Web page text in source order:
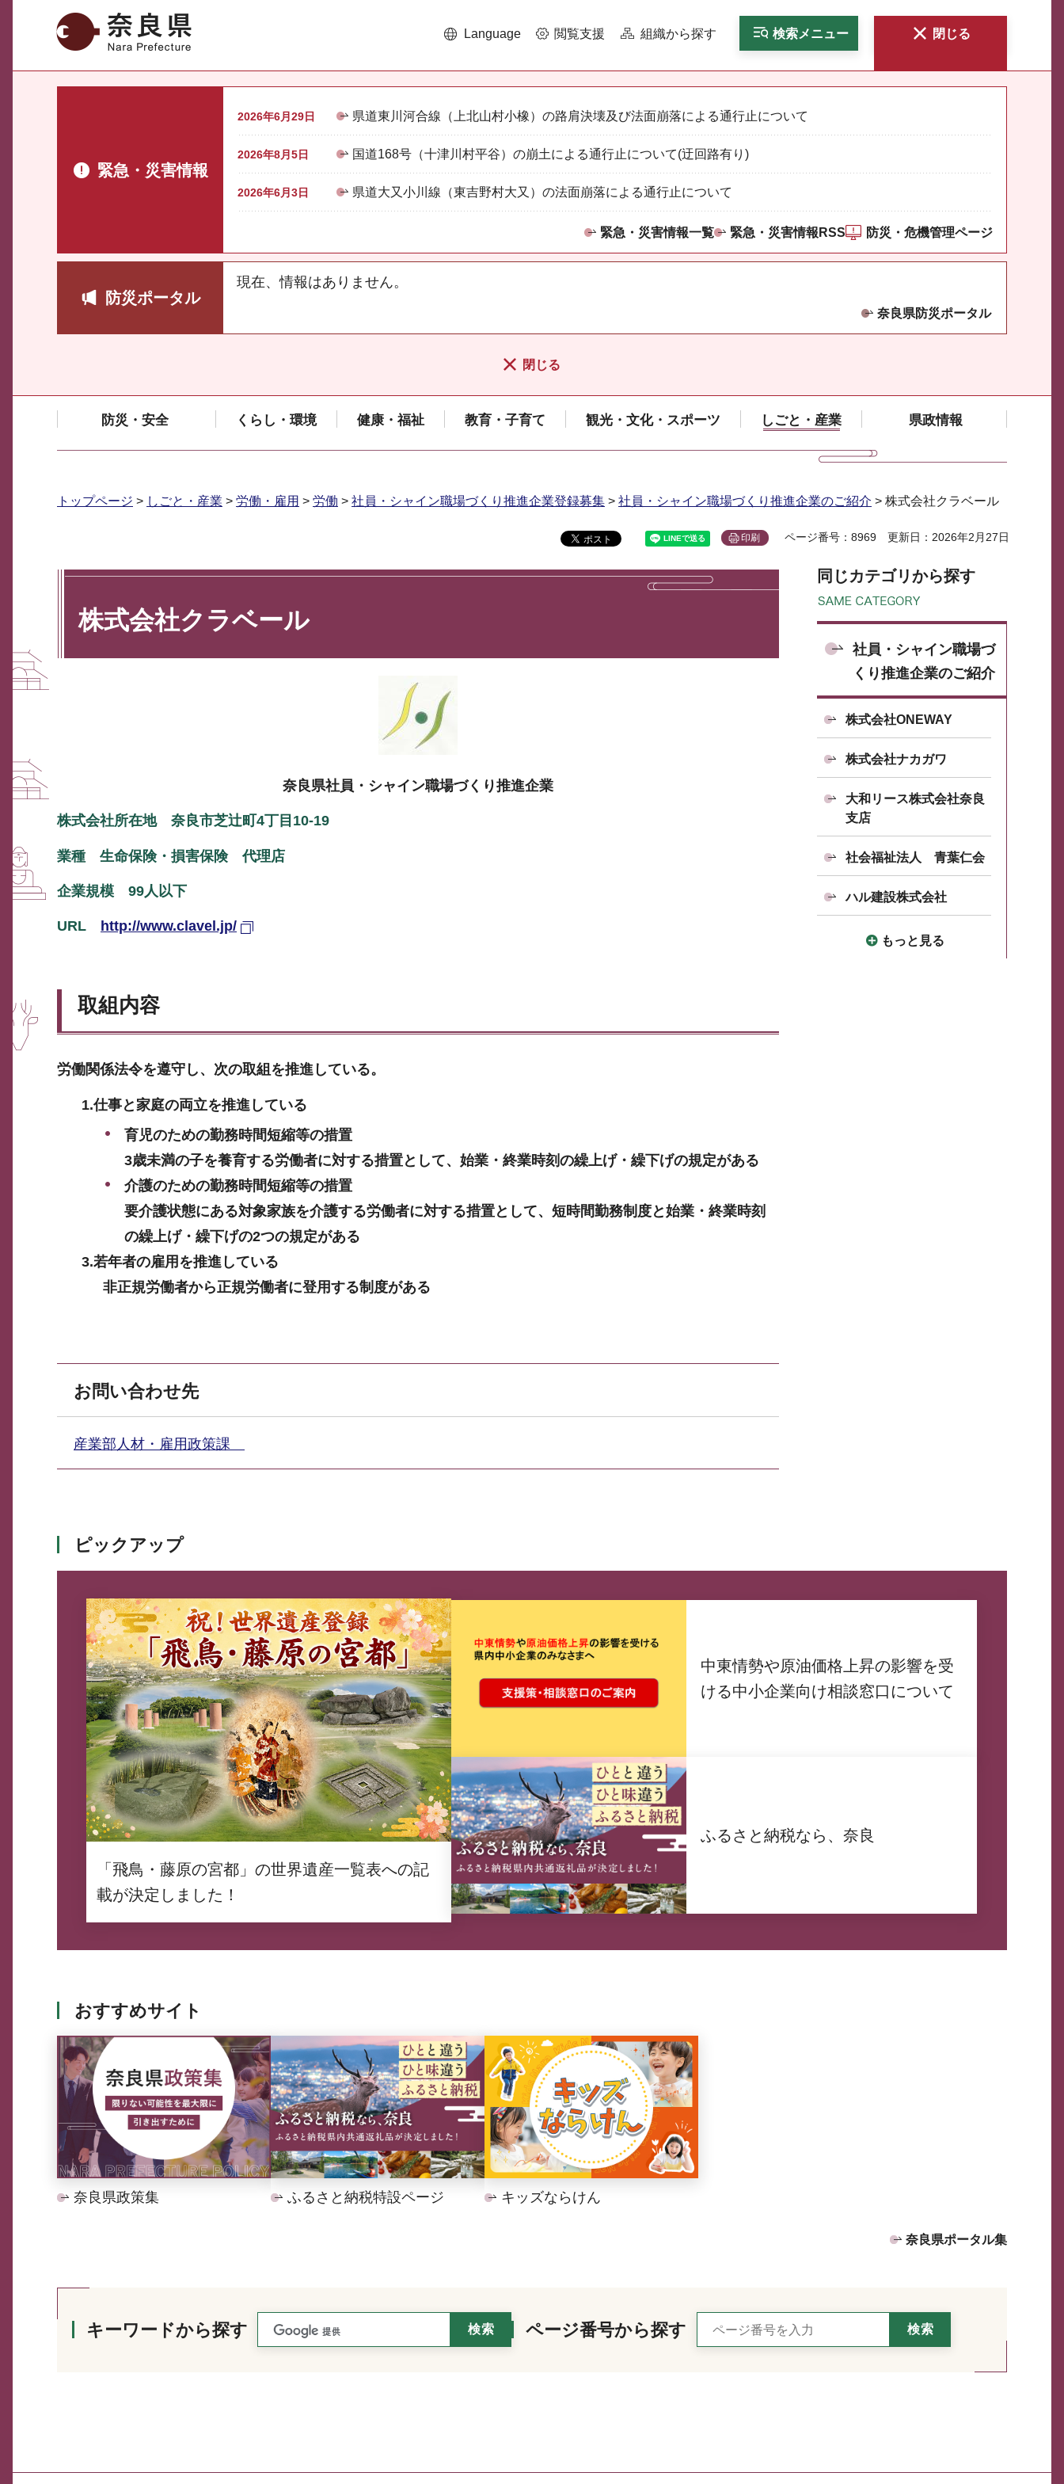
奈良県 Language 閲覧支援 組織から探す 検索メニュー 閉じる
緊急・災害情報
2026年6月29日 県道東川河合線（上北山村小橡）の路肩決壊及び法面崩落による通行止について
2026年8月5日 国道168号（十津川村平谷）の崩土による通行止について(迂回路有り)
2026年6月3日 県道大又小川線（東吉野村大又）の法面崩落による通行止について
緊急・災害情報一覧 緊急・災害情報RSS 防災・危機管理ページ
防災ポータル
現在、情報はありません。
奈良県防災ポータル
閉じる
防災・安全 くらし・環境 健康・福祉 教育・子育て 観光・文化・スポーツ しごと・産業 県政情報
トップページ > しごと・産業 > 労働・雇用 > 労働 > 社員・シャイン職場づくり推進企業登録募集 > 社員・シャイン職場づくり推進企業のご紹介 > 株式会社クラベール
印刷 ページ番号：8969 更新日：2026年2月27日
株式会社クラベール
奈良県社員・シャイン職場づくり推進企業
株式会社所在地 奈良市芝辻町4丁目10-19
業種 生命保険・損害保険 代理店
企業規模 99人以下
URL http://www.clavel.jp/
取組内容
労働関係法令を遵守し、次の取組を推進している。
1.仕事と家庭の両立を推進している
育児のための勤務時間短縮等の措置
3歳未満の子を養育する労働者に対する措置として、始業・終業時刻の繰上げ・繰下げの規定がある
介護のための勤務時間短縮等の措置
要介護状態にある対象家族を介護する労働者に対する措置として、短時間勤務制度と始業・終業時刻
の繰上げ・繰下げの2つの規定がある
3.若年者の雇用を推進している
非正規労働者から正規労働者に登用する制度がある
お問い合わせ先
産業部人材・雇用政策課
同じカテゴリから探す
社員・シャイン職場づ
くり推進企業のご紹介
株式会社ONEWAY
株式会社ナカガワ
大和リース株式会社奈良
支店
社会福祉法人 青葉仁会
ハル建設株式会社
もっと見る
ピックアップ
「飛鳥・藤原の宮都」の世界遺産一覧表への記
載が決定しました！
中東情勢や原油価格上昇の影響を受
ける中小企業向け相談窓口について
ふるさと納税なら、奈良
おすすめサイト
奈良県政策集 ふるさと納税特設ページ キッズならけん
奈良県ポータル集
キーワードから探す ページ番号から探す